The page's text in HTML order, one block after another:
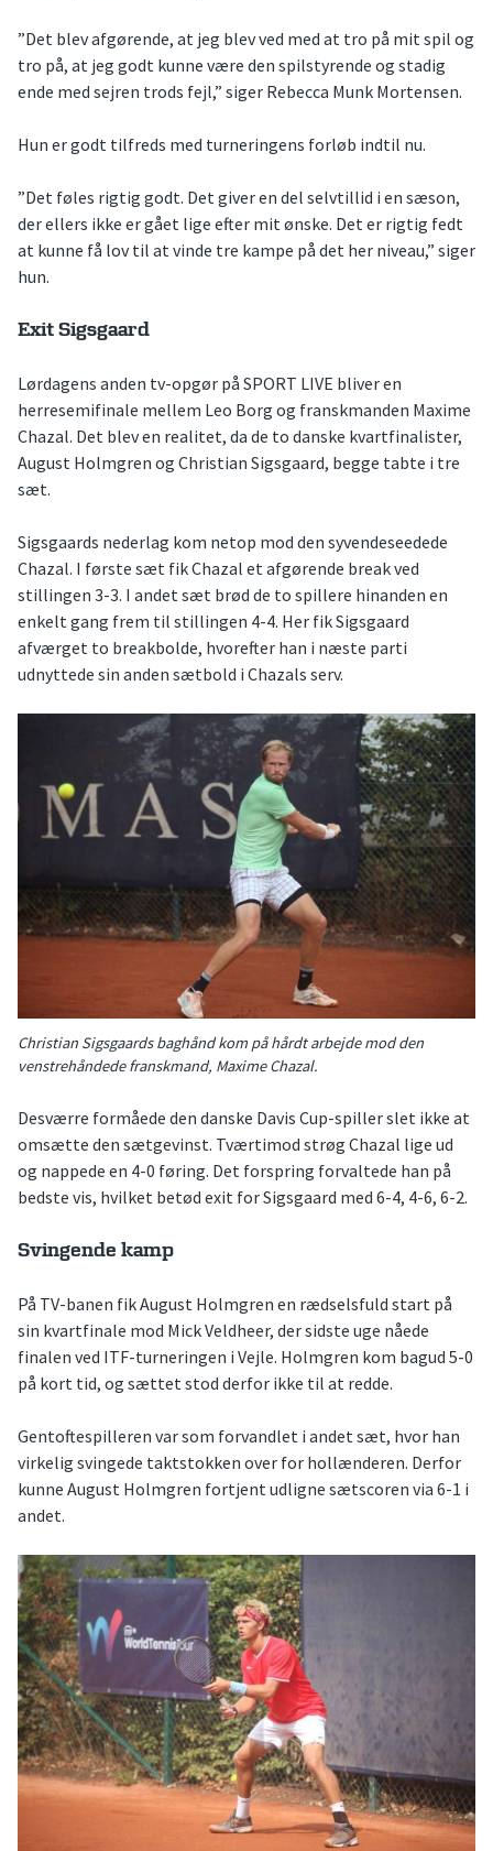
”Det blev afgørende, at jeg blev ved med at tro på mit spil og
tro på, at jeg godt kunne være den spilstyrende og stadig
ende med sejren trods fejl,” siger Rebecca Munk Mortensen.
Hun er godt tilfreds med turneringens forløb indtil nu.
”Det føles rigtig godt. Det giver en del selvtillid i en sæson,
der ellers ikke er gået lige efter mit ønske. Det er rigtig fedt
at kunne få lov til at vinde tre kampe på det her niveau,” siger
hun.
Exit Sigsgaard
Lørdagens anden tv-opgør på SPORT LIVE bliver en
herresemifinale mellem Leo Borg og franskmanden Maxime
Chazal. Det blev en realitet, da de to danske kvartfinalister,
August Holmgren og Christian Sigsgaard, begge tabte i tre
sæt.
Sigsgaards nederlag kom netop mod den syvendeseedede
Chazal. I første sæt fik Chazal et afgørende break ved
stillingen 3-3. I andet sæt brød de to spillere hinanden en
enkelt gang frem til stillingen 4-4. Her fik Sigsgaard
afværget to breakbolde, hvorefter han i næste parti
udnyttede sin anden sætbold i Chazals serv.
Christian Sigsgaards baghånd kom på hårdt arbejde mod den
venstrehåndede franskmand, Maxime Chazal.
Desværre formåede den danske Davis Cup-spiller slet ikke at
omsætte den sætgevinst. Tværtimod strøg Chazal lige ud
og nappede en 4-0 føring. Det forspring forvaltede han på
bedste vis, hvilket betød exit for Sigsgaard med 6-4, 4-6, 6-2.
Svingende kamp
På TV-banen fik August Holmgren en rædselsfuld start på
sin kvartfinale mod Mick Veldheer, der sidste uge nåede
finalen ved ITF-turneringen i Vejle. Holmgren kom bagud 5-0
på kort tid, og sættet stod derfor ikke til at redde.
Gentoftespilleren var som forvandlet i andet sæt, hvor han
virkelig svingede taktstokken over for hollænderen. Derfor
kunne August Holmgren fortjent udligne sætscoren via 6-1 i
andet.